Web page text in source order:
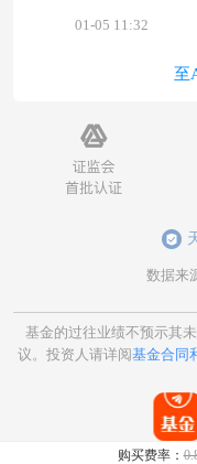
年观察局：
01-05 11:32
至
数据来
基金的过往业绩不预示其
议。投资人请详阅基金合同
购买费率：